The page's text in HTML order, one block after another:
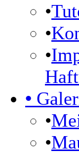
•
•
•
•
•
•